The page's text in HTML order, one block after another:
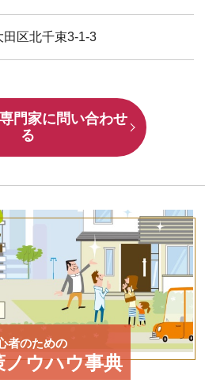
田区北千束3-1-3
門家に問い合わせ
る
者のための
ノウハウ事典